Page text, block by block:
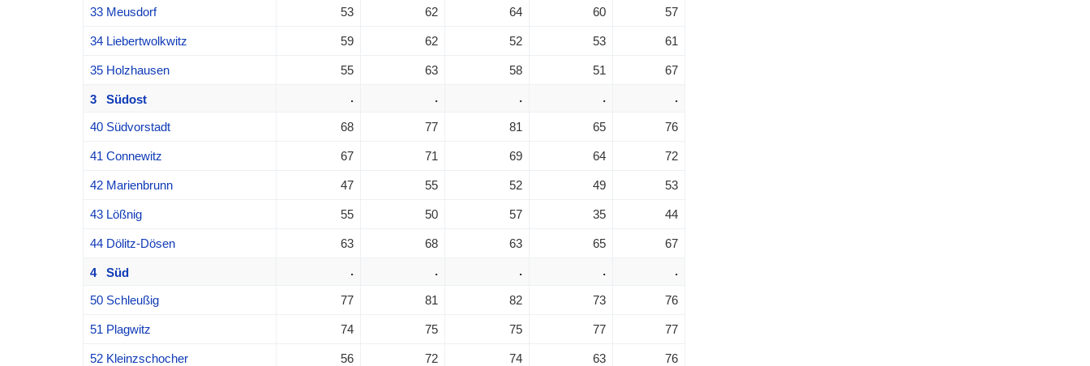
33 Meusdorf 53 62 64 60 57
34 Liebertwolkwitz 59 62 52 53 61
35 Holzhausen 55 63 58 51 67
3 Südost . . . . .
40 Südvorstadt 68 77 81 65 76
41 Connewitz 67 71 69 64 72
42 Marienbrunn 47 55 52 49 53
43 Lößnig 55 50 57 35 44
44 Dölitz-Dösen 63 68 63 65 67
4 Süd . . . . .
50 Schleußig 77 81 82 73 76
51 Plagwitz 74 75 75 77 77
52 Kleinzschocher 56 72 74 63 76